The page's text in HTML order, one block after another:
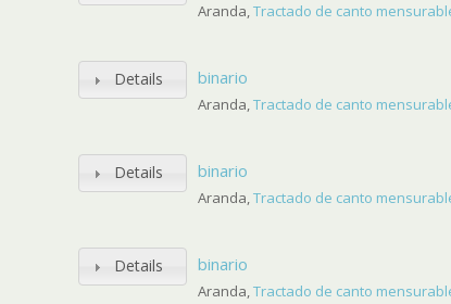
Aranda,Tractado de canto
Details binario
Aranda,Tractado de canto
Details binario
Aranda,Tractado de canto
Details binario
Aranda,Tractado de canto